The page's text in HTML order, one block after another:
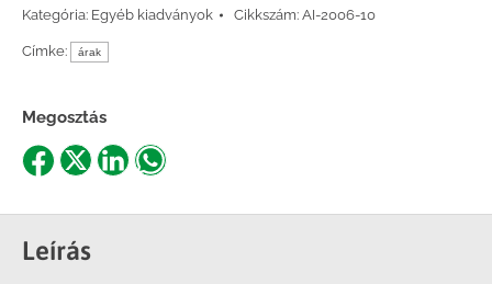
Kategória: Egyéb kiadványok Cikkszám: AI-2006-10
Címke: árak
Megosztás
Share
Facebook
Share
X
ShareShare
Leírás